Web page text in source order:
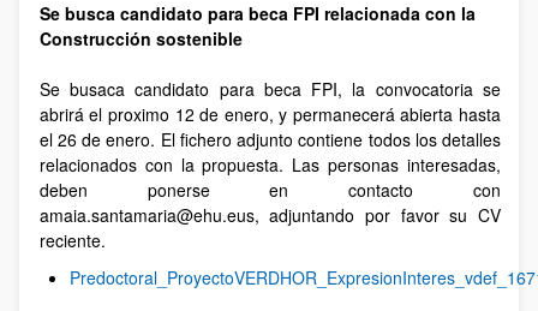
Se busca candidato para beca FPI relacionada con la
Construcción sostenible
Se busaca candidato para beca FPI, la convocatoria se
abrirá el proximo 12 de enero, y permanecerá abierta hasta
el 26 de enero. El fichero adjunto contiene todos los detalles
relacionados con la propuesta. Las personas interesadas,
deben ponerse en contacto con
amaia.santamaria@ehu.eus, adjuntando por favor su CV
reciente.